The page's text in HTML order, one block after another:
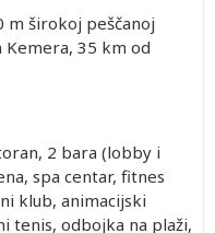
m širokoj peščanoj
Kemera, 35 km od
2 bara (lobby i
spa centar, fitnes
klub, animacijski
tenis, odbojka na plaži,